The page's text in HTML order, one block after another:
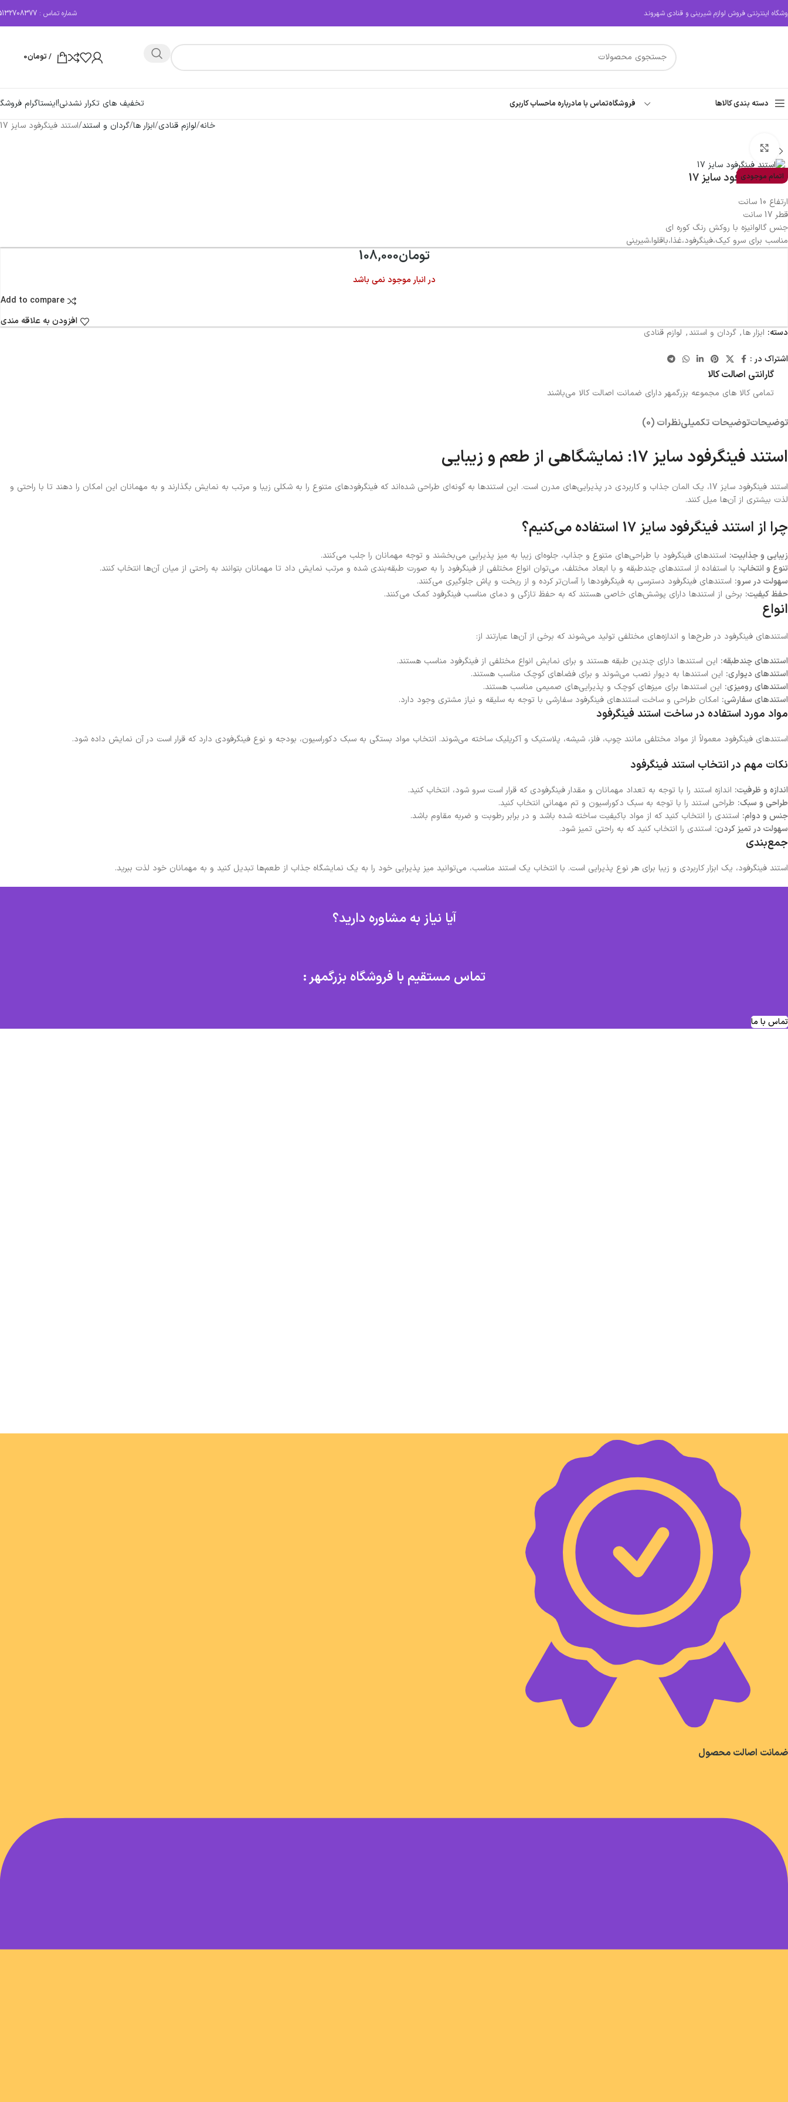
اینترنتی فروش لوازم شیرینی و قنادی شهروند شماره تماس :
/ تومان0
دسته بندی کالاها فروشگاهتماس با مادرباره ماحساب کاربری تخفیف های تکرار نشدنی!اینستاگرام
خانه لوازم قنادی ابزار ها گردان و استند استند فینگرفود سایز 17
اتمام موجودی
استند فینگرفود سایز 17
ارتفاع 10 سانت
قطر 17 سانت
جنس گالوانیزه با روکش رنگ کوره ای
مناسب برای سرو کیک،فینگرفود،غذا،باقلوا،شیرینی
تومان108,000
در انبار موجود نمی باشد
Add to compare
افزودن به علاقه مندی
دسته: ابزار ها, گردان و استند, لوازم قنادی
اشتراک در :
گارانتی اصالت کالا
تمامی کالا های مجموعه بزرگمهر دارای ضمانت اصالت کالا می‌باشند
توضیحاتتوضیحات تکمیلینظرات (0)
استند فینگرفود سایز 17: نمایشگاهی از طعم و زیبایی
استند فینگرفود سایز 17، یک المان جذاب و کاربردی در پذیرایی‌های مدرن است. این استندها به گونه‌ای طراحی شده‌اند که فینگرفودهای متنوع را به شکلی زیبا و مرتب به نمایش بگذارند و به مهمانان این امکان را دهند تا با راحتی و
لذت بیشتری از آن‌ها میل کنند.
چرا از استند فینگرفود سایز 17 استفاده می‌کنیم؟
زیبایی و جذابیت: استندهای فینگرفود با طراحی‌های متنوع و جذاب، جلوه‌ای زیبا به میز پذیرایی می‌بخشند و توجه مهمانان را جلب می‌کنند.
تنوع و انتخاب: با استفاده از استندهای چندطبقه و با ابعاد مختلف، می‌توان انواع مختلفی از فینگرفود را به صورت طبقه‌بندی شده و مرتب نمایش داد تا مهمانان بتوانند به راحتی از میان آن‌ها انتخاب کنند.
سهولت در سرو: استندهای فینگرفود دسترسی به فینگرفودها را آسان‌تر کرده و از ریخت و پاش جلوگیری می‌کنند.
حفظ کیفیت: برخی از استندها دارای پوشش‌های خاصی هستند که به حفظ تازگی و دمای مناسب فینگرفود کمک می‌کنند.
انواع
استندهای فینگرفود در طرح‌ها و اندازه‌های مختلفی تولید می‌شوند که برخی از آن‌ها عبارتند از:
استندهای چندطبقه: این استندها دارای چندین طبقه هستند و برای نمایش انواع مختلفی از فینگرفود مناسب هستند.
استندهای دیواری: این استندها به دیوار نصب می‌شوند و برای فضاهای کوچک مناسب هستند.
استندهای رومیزی: این استندها برای میزهای کوچک و پذیرایی‌های صمیمی مناسب هستند.
استندهای سفارشی: امکان طراحی و ساخت استندهای فینگرفود سفارشی با توجه به سلیقه و نیاز مشتری وجود دارد.
مواد مورد استفاده در ساخت استند فینگرفود
استندهای فینگرفود معمولاً از مواد مختلفی مانند چوب، فلز، شیشه، پلاستیک و آکریلیک ساخته می‌شوند. انتخاب مواد بستگی به سبک دکوراسیون، بودجه و نوع فینگرفودی دارد که قرار است در آن نمایش داده شود.
نکات مهم در انتخاب استند فینگرفود
اندازه و ظرفیت: اندازه استند را با توجه به تعداد مهمانان و مقدار فینگرفودی که قرار است سرو شود، انتخاب کنید.
طراحی و سبک: طراحی استند را با توجه به سبک دکوراسیون و تم مهمانی انتخاب کنید.
جنس و دوام: استندی را انتخاب کنید که از مواد باکیفیت ساخته شده باشد و در برابر رطوبت و ضربه مقاوم باشد.
سهولت در تمیز کردن: استندی را انتخاب کنید که به راحتی تمیز شود.
جمع‌بندی
استند فینگرفود، یک ابزار کاربردی و زیبا برای هر نوع پذیرایی است. با انتخاب یک استند مناسب، می‌توانید میز پذیرایی خود را به یک نمایشگاه جذاب از طعم‌ها تبدیل کنید و به مهمانان خود لذت ببرید.
آیا نیاز به مشاوره دارید؟
تماس مستقیم با فروشگاه بزرگمهر :
تماس با ما
ضمانت اصالت محصول